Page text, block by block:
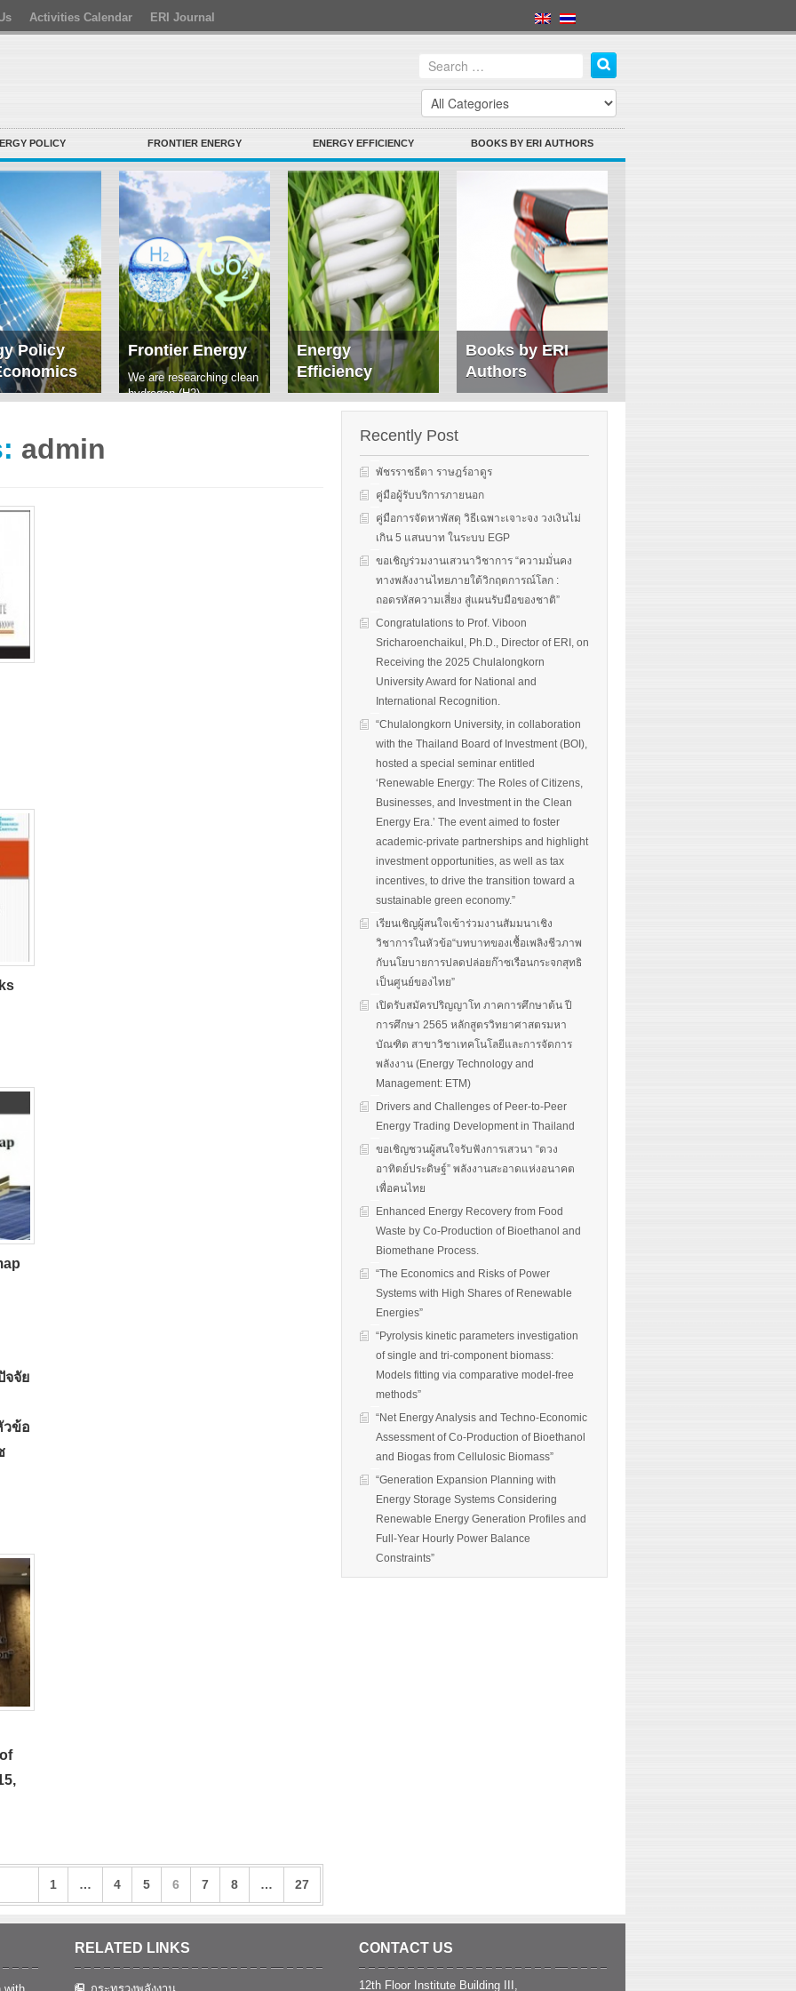
Activities Calendar ERI Journal
POLICY FRONTIER ENERGY ENERGY EFFICIENCY BOOKS BY ERI AUTHORS
Policy
on solar
and solar PV
patent-
Frontier Energy
We are researching clean
hydrogen (H2)
Energy
Efficiency
We evaluate the
performance of energy-
efficient equipment and
programs and give advice
to governments on
Read More
Books by ERI
Authors
admin
จจัย
วข้อ
1 … 4 5 6 7 8 … 27
Recently Post
พัชรราชธีตา ราษฎร์อาดูร
คู่มือผู้รับบริการภายนอก
คู่มือการจัดหาพัสดุ วิธีเฉพาะเจาะจง วงเงินไม่
เกิน 5 แสนบาท ในระบบ EGP
ขอเชิญร่วมงานเสวนาวิชาการ “ความมั่นคง
ทางพลังงานไทยภายใต้วิกฤตการณ์โลก :
ถอดรหัสความเสี่ยง สู่แผนรับมือของชาติ”
Congratulations to Prof. Viboon
Sricharoenchaikul, Ph.D., Director of ERI, on
Receiving the 2025 Chulalongkorn
University Award for National and
International Recognition.
“Chulalongkorn University, in collaboration
with the Thailand Board of Investment (BOI),
hosted a special seminar entitled
‘Renewable Energy: The Roles of Citizens,
Businesses, and Investment in the Clean
Energy Era.’ The event aimed to foster
academic-private partnerships and highlight
investment opportunities, as well as tax
incentives, to drive the transition toward a
sustainable green economy.”
เรียนเชิญผู้สนใจเข้าร่วมงานสัมมนาเชิง
วิชาการในหัวข้อ“บทบาทของเชื้อเพลิงชีวภาพ
กับนโยบายการปลดปล่อยก๊าซเรือนกระจกสุทธิ
เป็นศูนย์ของไทย”
เปิดรับสมัครปริญญาโท ภาคการศึกษาต้น ปี
การศึกษา 2565 หลักสูตรวิทยาศาสตรมหา
บัณฑิต สาขาวิชาเทคโนโลยีและการจัดการ
พลังงาน (Energy Technology and
Management: ETM)
Drivers and Challenges of Peer-to-Peer
Energy Trading Development in Thailand
ขอเชิญชวนผู้สนใจรับฟังการเสวนา “ดวง
อาทิตย์ประดิษฐ์” พลังงานสะอาดแห่งอนาคต
เพื่อคนไทย
Enhanced Energy Recovery from Food
Waste by Co-Production of Bioethanol and
Biomethane Process.
“The Economics and Risks of Power
Systems with High Shares of Renewable
Energies”
“Pyrolysis kinetic parameters investigation
of single and tri-component biomass:
Models fitting via comparative model-free
methods”
“Net Energy Analysis and Techno-Economic
Assessment of Co-Production of Bioethanol
and Biogas from Cellulosic Biomass”
“Generation Expansion Planning with
Energy Storage Systems Considering
Renewable Energy Generation Profiles and
Full-Year Hourly Power Balance
Constraints”
RELATED LINKS CONTACT US
12th Floor Institute Building III,